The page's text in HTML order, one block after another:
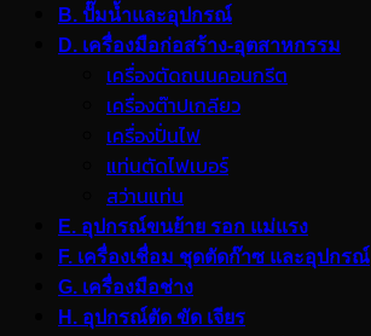
B. ปั๊มน้ำและอุปกรณ์
D. เครื่องมือก่อสร้าง-อุตสาหกรรม
เครื่องตัดถนนคอนกรีต
เครื่องต๊าปเกลียว
เครื่องปั่นไฟ
แท่นตัดไฟเบอร์
สว่านแท่น
E. อุปกรณ์ขนย้าย รอก แม่แรง
F. เครื่องเชื่อม ชุดตัดก๊าซ และอุปกรณ์
G. เครื่องมือช่าง
H. อุปกรณ์ตัด ขัด เจียร